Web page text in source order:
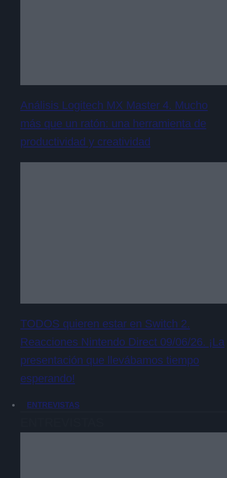
Análisis Logitech MX Master 4. Mucho
más que un ratón: una herramienta de
productividad y creatividad
TODOS quieren estar en Switch 2.
Reacciones Nintendo Direct 09/06/26. ¡La
presentación que llevábamos tiempo
esperando!
ENTREVISTAS